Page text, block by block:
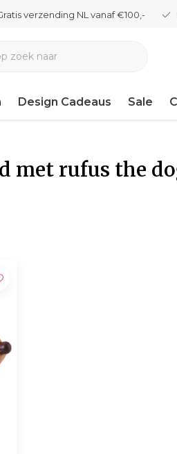
verzending NL vanaf €100,-
Design Cadeaus Sale
met rufus the